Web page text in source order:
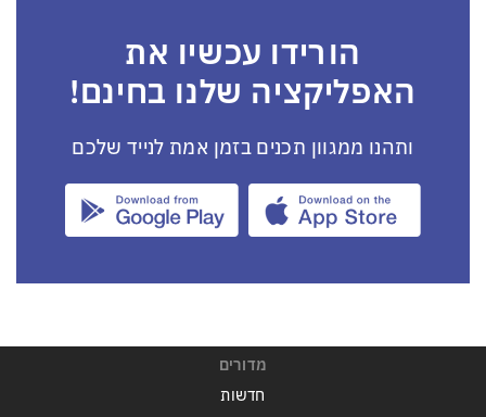
הורידו עכשיו את
האפליקציה שלנו בחינם!
ותהנו ממגוון תכנים בזמן אמת לנייד שלכם
מדורים
חדשות